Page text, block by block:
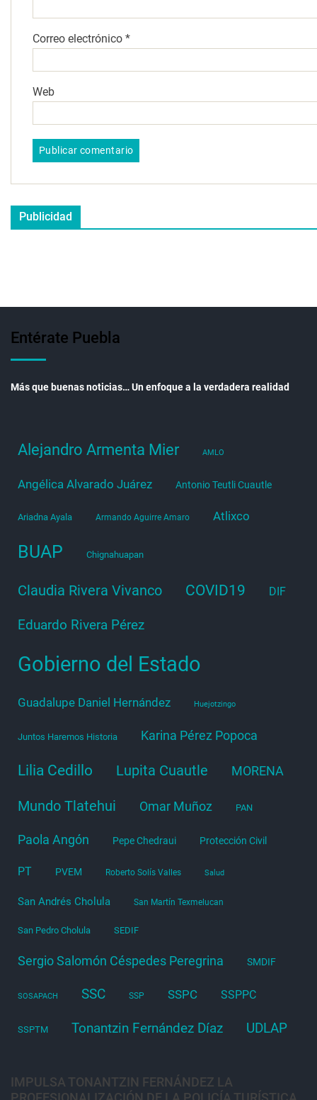
Correo electrónico *
Web
Publicidad
Entérate Puebla
Más que buenas noticias… Un enfoque a la verdadera realidad
Alejandro Armenta Mier AMLO
Angélica Alvarado Juárez Antonio Teutli Cuautle
Ariadna Ayala Armando Aguirre Amaro Atlixco
BUAP Chignahuapan
Claudia Rivera Vivanco COVID19 DIF
Eduardo Rivera Pérez
Gobierno del Estado
Guadalupe Daniel Hernández Huejotzingo
Juntos Haremos Historia Karina Pérez Popoca
Lilia Cedillo Lupita Cuautle MORENA
Mundo Tlatehui Omar Muñoz PAN
Paola Angón Pepe Chedraui Protección Civil
PT PVEM Roberto Solís Valles Salud
San Andrés Cholula San Martín Texmelucan
San Pedro Cholula SEDIF
Sergio Salomón Céspedes Peregrina SMDIF
SOSAPACH SSC SSP SSPC SSPPC
SSPTM Tonantzin Fernández Díaz UDLAP
IMPULSA TONANTZIN FERNÁNDEZ LA